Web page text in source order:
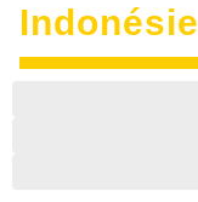
Indonésie